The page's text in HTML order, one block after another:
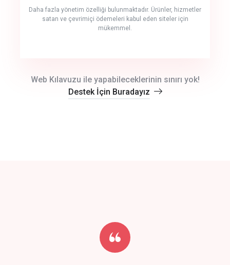
Daha fazla yönetim özelliği bulunmaktadır. Ürünler, hizmetler
satan ve çevrimiçi ödemeleri kabul eden siteler için
mükemmel.
Start by trying our service for 30 days free trial no credit card
required.
Web Kılavuzu ile yapabileceklerinin sınırı yok!
Destek İçin Buradayız